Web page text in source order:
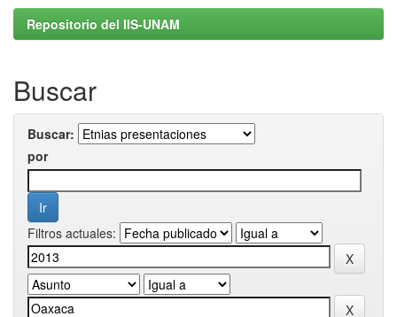
Repositorio del IIS-UNAM
Buscar
Buscar:
por
Filtros actuales: